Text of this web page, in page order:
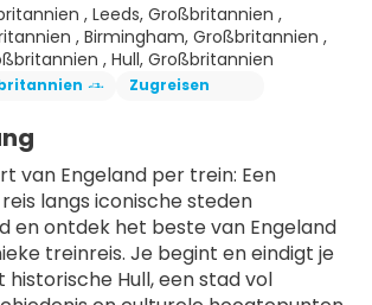
, Leeds, Großbritannien ,
, Birmingham, Großbritannien ,
, Hull, Großbritannien
Zugreisen
van Engeland per trein: Een
langs iconische steden
en ontdek het beste van Engeland
treinreis. Je begint en eindigt je
historische Hull, een stad vol